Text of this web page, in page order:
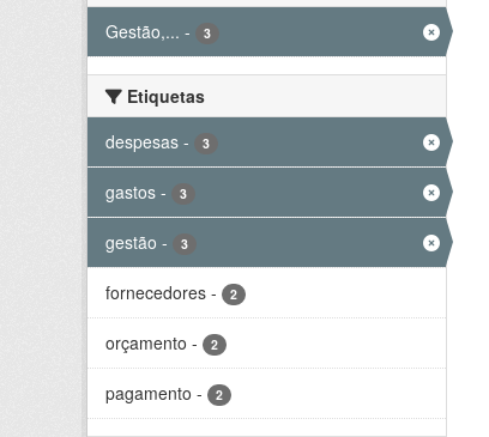
Gestão,... - 3
Etiquetas
despesas - 3
gastos - 3
gestão - 3
fornecedores - 2
orçamento - 2
pagamento - 2